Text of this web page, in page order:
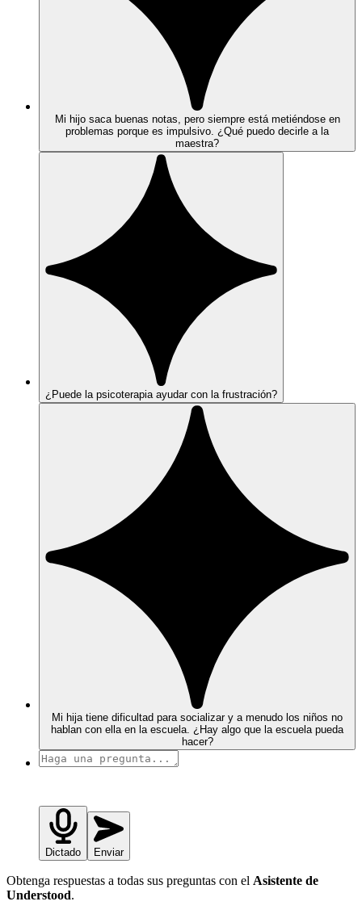
Mi hijo saca buenas notas, pero siempre está metiéndose en
problemas porque es impulsivo. ¿Qué puedo decirle a la
maestra?
¿Puede la psicoterapia ayudar con la frustración?
Mi hija tiene dificultad para socializar y a menudo los niños no
hablan con ella en la escuela. ¿Hay algo que la escuela pueda
hacer?
Dictado Enviar
Obtenga respuestas a todas sus preguntas con el Asistente de
Understood.